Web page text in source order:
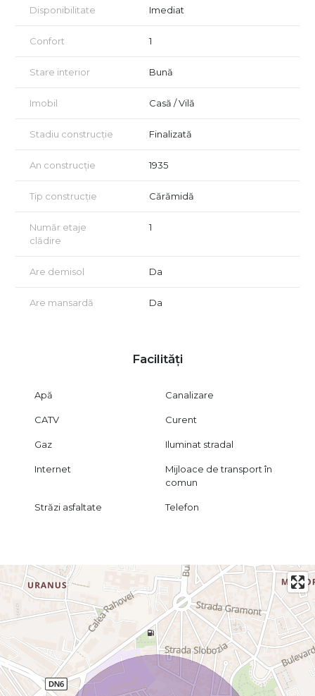
Disponibilitate Imediat
Confort 1
Stare interior Bună
Imobil Casă / Vilă
Stadiu construcție Finalizată
An construcție 1935
Tip construcție Cărămidă
Număr etaje
clădire
1
Are demisol Da
Are mansardă Da
Facilități
Apă Canalizare
CATV Curent
Gaz Iluminat stradal
Internet
Mijloace de transport în
comun
Străzi asfaltate Telefon